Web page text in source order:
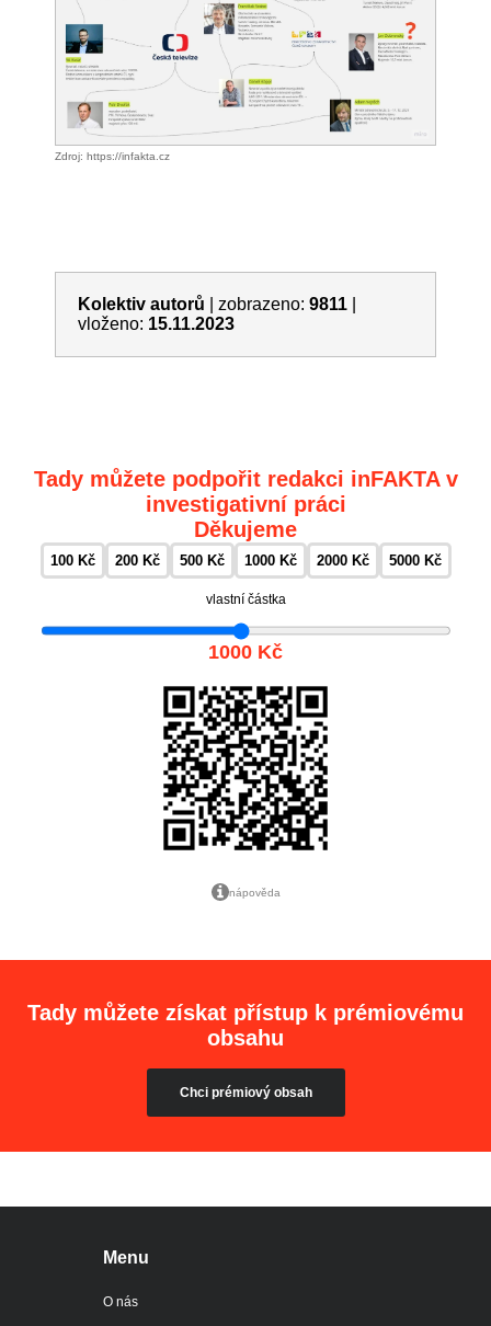
Zdroj: https://infakta.cz
Kolektiv autorů zobrazeno: 9811
vloženo: 15.11.2023
Tady můžete podpořit redakci inFAKTA v
investigativní práci
Děkujeme
100 Kč 200 Kč 500 Kč 1000 Kč 2000 Kč 5000 Kč
vlastní částka
1000 Kč
nápověda
Tady můžete získat přístup k prémiovému
obsahu
Chci prémiový obsah
Menu
O nás